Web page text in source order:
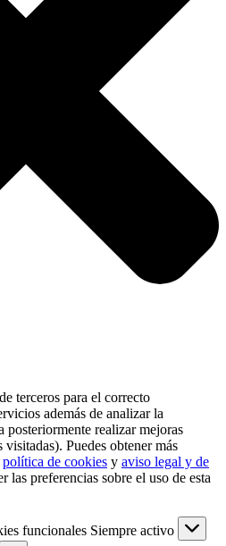
terceros para el correcto
además de analizar la
posteriormente realizar mejoras
Puedes obtener más
política de cookies y aviso legal y de
las preferencias sobre el uso de esta
funcionales Siempre activo